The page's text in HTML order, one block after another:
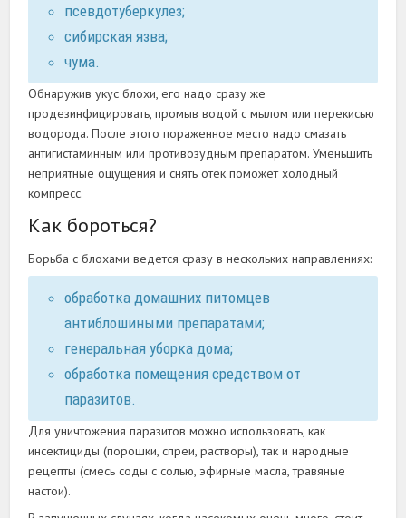
псевдотуберкулез;
сибирская язва;
чума.
Обнаружив укус блохи, его надо сразу же
продезинфицировать, промыв водой с мылом или перекисью
водорода. После этого пораженное место надо смазать
антигистаминным или противозудным препаратом. Уменьшить
неприятные ощущения и снять отек поможет холодный
компресс.
Как бороться?
Борьба с блохами ведется сразу в нескольких направлениях:
обработка домашних питомцев
антиблошиными препаратами;
генеральная уборка дома;
обработка помещения средством от
паразитов.
Для уничтожения паразитов можно использовать, как
инсектициды (порошки, спреи, растворы), так и народные
рецепты (смесь соды с солью, эфирные масла, травяные
настои).